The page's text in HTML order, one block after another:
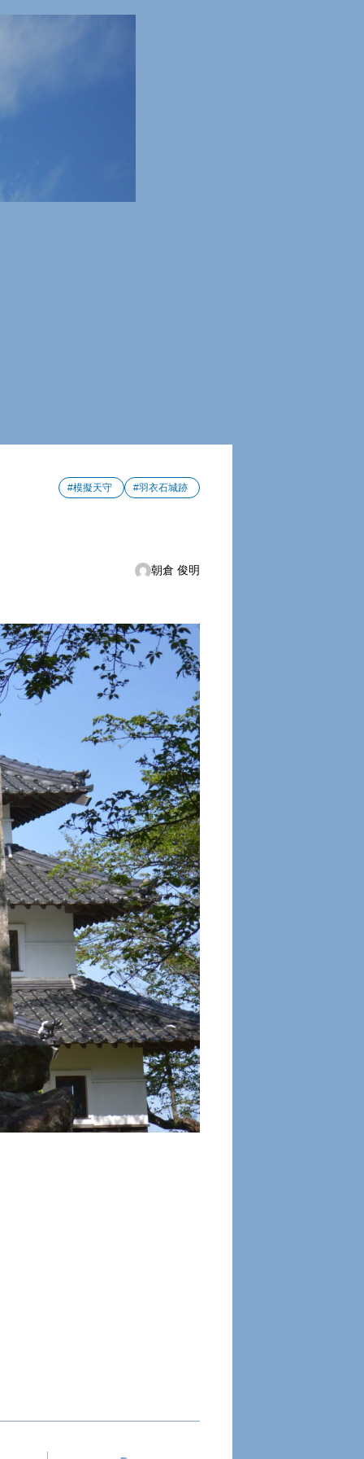
#模擬天守 #羽衣石城跡
朝倉 俊明